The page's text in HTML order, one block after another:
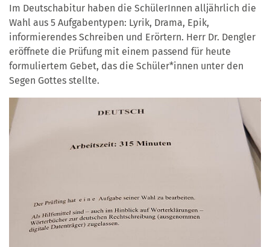
Im Deutschabitur haben die SchülerInnen alljährlich die
Wahl aus 5 Aufgabentypen: Lyrik, Drama, Epik,
informierendes Schreiben und Erörtern. Herr Dr. Dengler
eröffnete die Prüfung mit einem passend für heute
formuliertem Gebet, das die Schüler*innen unter den
Segen Gottes stellte.